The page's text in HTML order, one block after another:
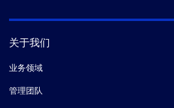
关于我们
业务领域
管理团队